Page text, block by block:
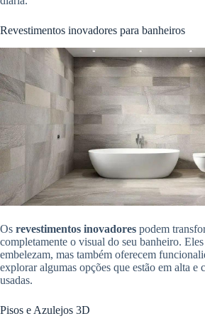
Revestimentos inovadores para banheiros
Os revestimentos inovadores podem
completamente o visual do seu banheiro.
embelezam, mas também oferecem
explorar algumas opções que estão em alta e
usadas.
Pisos e Azulejos 3D